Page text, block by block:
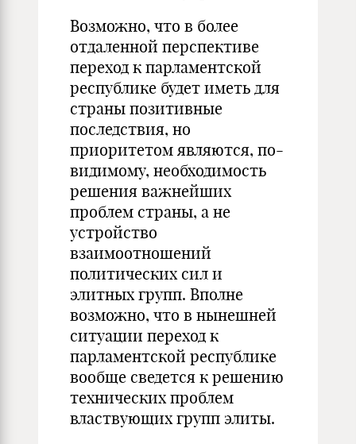
Возможно, что в более
отдаленной перспективе
переход к парламентской
республике будет иметь для
страны позитивные
последствия, но
приоритетом являются, по-
видимому, необходимость
решения важнейших
проблем страны, а не
устройство
взаимоотношений
политических сил и
элитных групп. Вполне
возможно, что в нынешней
ситуации переход к
парламентской республике
вообще сведется к решению
технических проблем
властвующих групп элиты.